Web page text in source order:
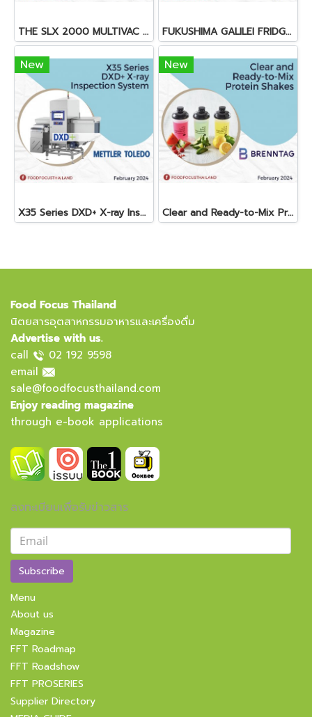
THE SLX 2000 MULTIVAC SLICER FUKUSHIMA GALILEI FRIDGE GLASS DOOR FREEZER
New
X35 Series DXD+ X-ray Inspection System
New
Clear and Ready-to-Mix Protein Shakes
Food Focus Thailand
นิตยสารอุตสาหกรรมอาหารและเครื่องดื่ม
Advertise with us.
call
02 192 9598
email
sale@foodfocusthailand.com
Enjoy reading magazine
through e-book applications
ลงทะเบียนเพื่อรับข่าวสาร
Subscribe
Menu
About us
Magazine
FFT Roadmap
FFT Roadshow
FFT PROSERIES
Supplier Directory